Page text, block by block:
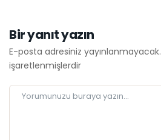
Bir yanıt yazın
E-posta adresiniz yayınlanmayacak.
işaretlenmişlerdir